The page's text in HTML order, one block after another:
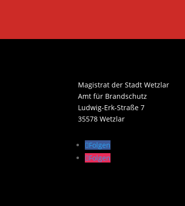
Magistrat der Stadt Wetzlar
Amt für Brandschutz
Ludwig-Erk-Straße 7
35578 Wetzlar
Folgen
Folgen